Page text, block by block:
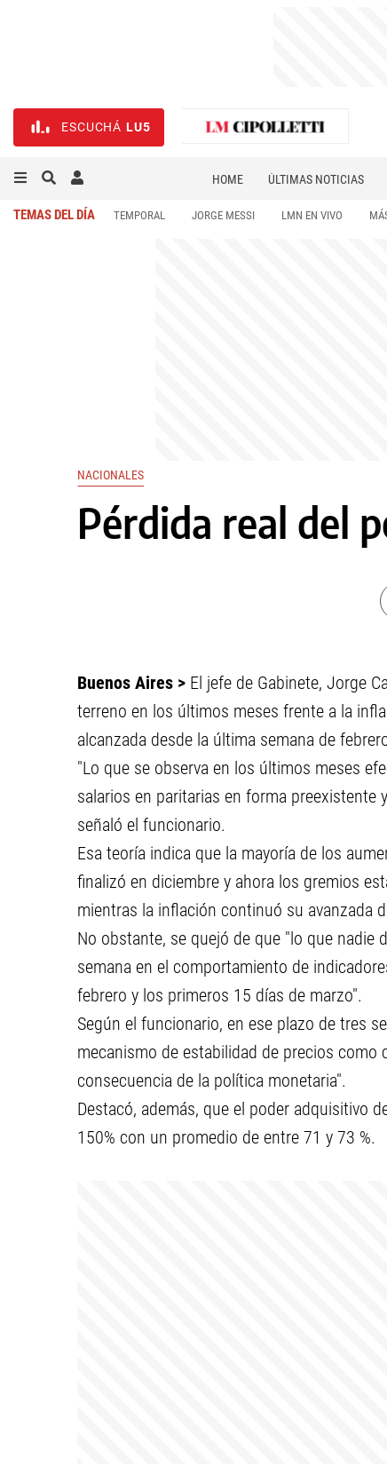
ESCUCHÁ LU5
HOME ÚLTIMAS NOTICIAS
TEMAS DEL DÍA TEMPORAL JORGE MESSI LMN EN VIVO
NACIONALES
Pérdida real del
Buenos Aires > El jefe de Gabinete, Jorge
terreno en los últimos meses frente a la
alcanzada desde la última semana de
"Lo que se observa en los últimos meses
salarios en paritarias en forma preexistente
señaló el funcionario.
Esa teoría indica que la mayoría de los
finalizó en diciembre y ahora los gremios
mientras la inflación continuó su avanzada
No obstante, se quejó de que "lo que nadie
semana en el comportamiento de
febrero y los primeros 15 días de marzo".
Según el funcionario, en ese plazo de tres
mecanismo de estabilidad de precios
consecuencia de la política monetaria".
Destacó, además, que el poder adquisitivo
150% con un promedio de entre 71 y 73 %.